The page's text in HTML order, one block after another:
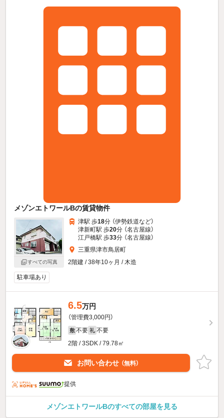
メゾンエトワールBの賃貸物件
すべての写真
津駅 歩18分 （伊勢鉄道など）
津新町駅 歩20分 （名古屋線）
江戸橋駅 歩33分 （名古屋線）
三重県津市鳥居町
2階建 / 38年10ヶ月 / 木造
駐車場あり
6.5万円
（管理費3,000円）
敷 不要 礼 不要
2階 / 3SDK / 79.78㎡
お問い合わせ （無料）
提供
メゾンエトワールBのすべての部屋を見る